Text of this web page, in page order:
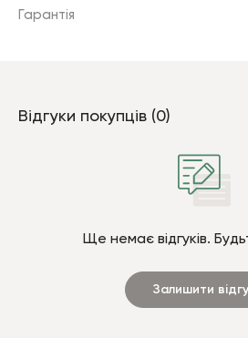
Гарантія
Відгуки покупців (0)
Ще немає відгуків.
Залишити